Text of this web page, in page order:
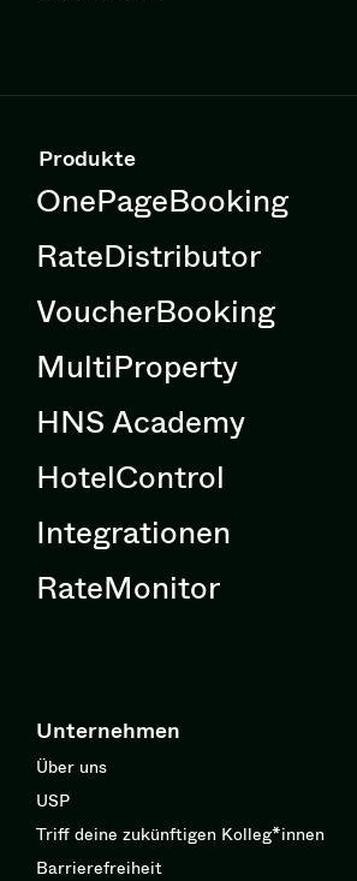
Produkte
OnePageBooking
RateDistributor
VoucherBooking
MultiProperty
HNS Academy
HotelControl
Integrationen
RateMonitor
Unternehmen
Über uns
USP
Triff deine zukünftigen Kolleg*innen
Barrierefreiheit